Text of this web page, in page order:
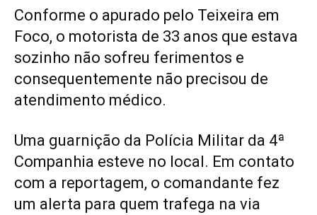
Conforme o apurado pelo Teixeira em
Foco, o motorista de 33 anos que estava
sozinho não sofreu ferimentos e
consequentemente não precisou de
atendimento médico.
Uma guarnição da Polícia Militar da 4ª
Companhia esteve no local. Em contato
com a reportagem, o comandante fez
um alerta para quem trafega na via